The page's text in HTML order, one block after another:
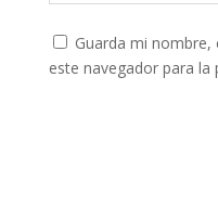
Guarda mi
este navegador para